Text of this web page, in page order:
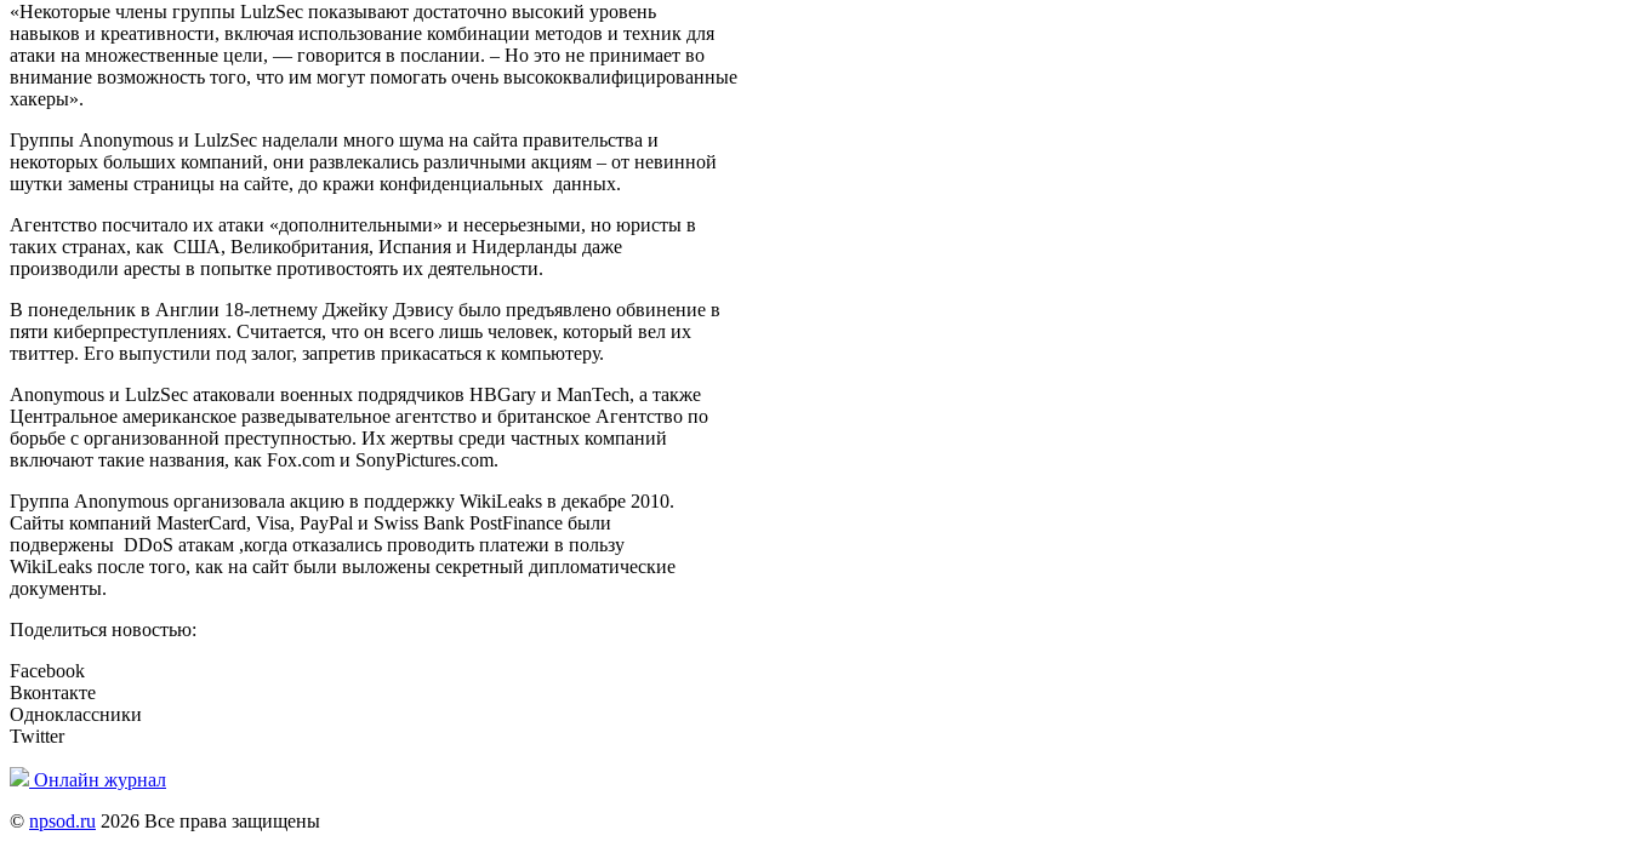
«Некоторые члены группы LulzSec показывают достаточно высокий уровень
навыков и креативности, включая использование комбинации методов и техник для
атаки на множественные цели, — говорится в послании. – Но это не принимает во
внимание возможность того, что им могут помогать очень высококвалифицированные
хакеры».
Группы Anonymous и LulzSec наделали много шума на сайта правительства и
некоторых больших компаний, они развлекались различными акциям – от невинной
шутки замены страницы на сайте, до кражи конфиденциальных данных.
Агентство посчитало их атаки «дополнительными» и несерьезными, но юристы в
таких странах, как США, Великобритания, Испания и Нидерланды даже
производили аресты в попытке противостоять их деятельности.
В понедельник в Англии 18-летнему Джейку Дэвису было предъявлено обвинение в
пяти киберпреступлениях. Считается, что он всего лишь человек, который вел их
твиттер. Его выпустили под залог, запретив прикасаться к компьютеру.
Anonymous и LulzSec атаковали военных подрядчиков HBGary и ManTech, а также
Центральное американское разведывательное агентство и британское Агентство по
борьбе с организованной преступностью. Их жертвы среди частных компаний
включают такие названия, как Fox.com и SonyPictures.com.
Группа Anonymous организовала акцию в поддержку WikiLeaks в декабре 2010.
Сайты компаний MasterCard, Visa, PayPal и Swiss Bank PostFinance были
подвержены DDoS атакам ,когда отказались проводить платежи в пользу
WikiLeaks после того, как на сайт были выложены секретный дипломатические
документы.
Поделиться новостью:
Facebook
Вконтакте
Одноклассники
Twitter
Онлайн журнал
© npsod.ru 2026 Все права защищены